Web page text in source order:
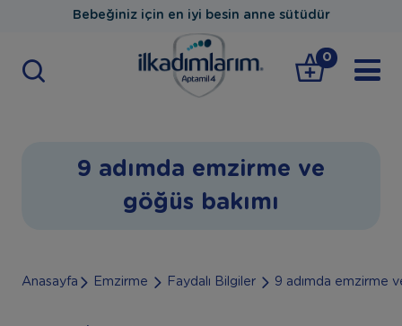
Bebeğiniz için en iyi besin anne sütüdür
0
9 adımda emzirme ve
göğüs bakımı
Anasayfa Emzirme Faydalı Bilgiler 9 adımda emzirme